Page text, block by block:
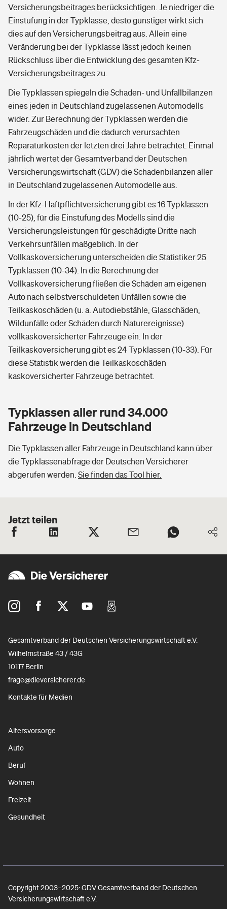
Versicherungsbeitrages berücksichtigen. Je niedriger die
Einstufung in der Typklasse, desto günstiger wirkt sich
dies auf den Versicherungsbeitrag aus. Allein eine
Veränderung bei der Typklasse lässt jedoch keinen
Rückschluss über die Entwicklung des gesamten Kfz-
Versicherungsbeitrages zu.
Die Typklassen spiegeln die Schaden- und Unfallbilanzen
eines jeden in Deutschland zugelassenen Automodells
wider. Zur Berechnung der Typklassen werden die
Fahrzeugschäden und die dadurch verursachten
Reparaturkosten der letzten drei Jahre betrachtet. Einmal
jährlich wertet der Gesamtverband der Deutschen
Versicherungswirtschaft (GDV) die Schadenbilanzen aller
in Deutschland zugelassenen Automodelle aus.
In der Kfz-Haftpflichtversicherung gibt es 16 Typklassen
(10-25), für die Einstufung des Modells sind die
Versicherungsleistungen für geschädigte Dritte nach
Verkehrsunfällen maßgeblich. In der
Vollkaskoversicherung unterscheiden die Statistiker 25
Typklassen (10-34). In die Berechnung der
Vollkaskoversicherung fließen die Schäden am eigenen
Auto nach selbstverschuldeten Unfällen sowie die
Teilkaskoschäden (u. a. Autodiebstähle, Glasschäden,
Wildunfälle oder Schäden durch Naturereignisse)
vollkaskoversicherter Fahrzeuge ein. In der
Teilkaskoversicherung gibt es 24 Typklassen (10-33). Für
diese Statistik werden die Teilkaskoschäden
kaskoversicherter Fahrzeuge betrachtet.
Typklassen aller rund 34.000
Fahrzeuge in Deutschland
Die Typklassen aller Fahrzeuge in Deutschland kann über
die Typklassenabfrage der Deutschen Versicherer
abgerufen werden. Sie finden das Tool hier.
Jetzt teilen
Gesamtverband der Deutschen Versicherungswirtschaft e.V.
Wilhelmstraße 43 / 43G
10117 Berlin
frage@dieversicherer.de
Kontakte für Medien
Altersvorsorge
Auto
Beruf
Wohnen
Freizeit
Gesundheit
Copyright 2003–2025: GDV Gesamtverband der Deutschen
Versicherungswirtschaft e.V.